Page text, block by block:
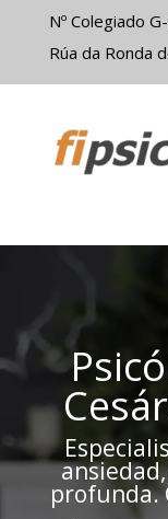
Nº Colegiado
Rúa da Ronda
profunda.